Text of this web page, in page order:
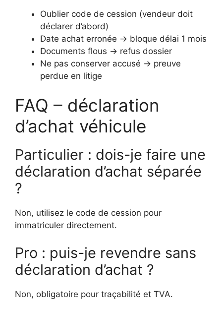
Oublier code de cession (vendeur doit
déclarer d’abord)
Date achat erronée → bloque délai 1 mois
Documents flous → refus dossier
Ne pas conserver accusé → preuve
perdue en litige
FAQ – déclaration
d’achat véhicule
Particulier : dois-je faire une
déclaration d’achat séparée
?
Non, utilisez le code de cession pour
immatriculer directement.
Pro : puis-je revendre sans
déclaration d’achat ?
Non, obligatoire pour traçabilité et TVA.